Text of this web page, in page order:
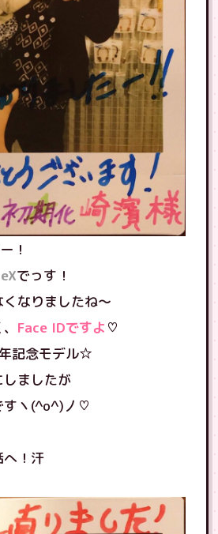
！
でっす！
なりましたね〜
Face IDですよ ♡
記念モデル☆
ましたが
すヽ(^o^)丿♡
へ！汗